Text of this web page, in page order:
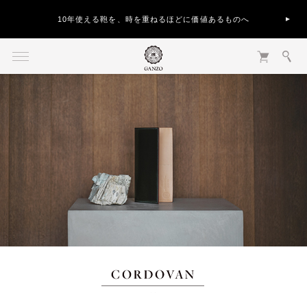
10年使える鞄を、時を重ねるほどに価値あるものへ